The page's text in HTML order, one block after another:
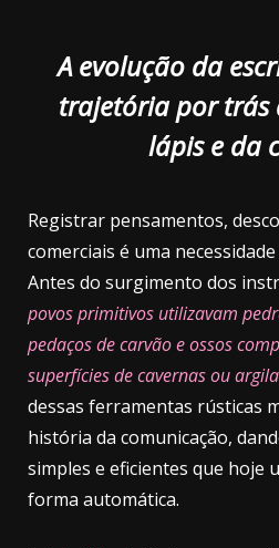
A evolução da
trajetória por trás
lápis e da
Registrar pensamentos,
comerciais é uma
Antes do surgimento dos
povos primitivos utilizavam
pedaços de carvão e ossos
superfícies de cavernas ou
dessas ferramentas rústicas
história da comunicação,
simples e eficientes que hoje
forma automática.